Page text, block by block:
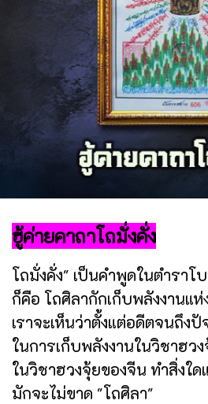
ฮู้ค่ายคาถาโถมั่งคั่ง
โถมั่งคั่ง" เป็นคำพูดในตำราโ
ก็คือ โถศิลากักเก็บพลังงานแห่
เราจะเห็นว่าตั้งแต่อดีตจนถึง
ในการเก็บพลังงานในวิชาฮว
ในวิชาฮวงจุ้ยของจีน ทำสิ่งใด
มักจะไม่ขาด "โถศิลา"